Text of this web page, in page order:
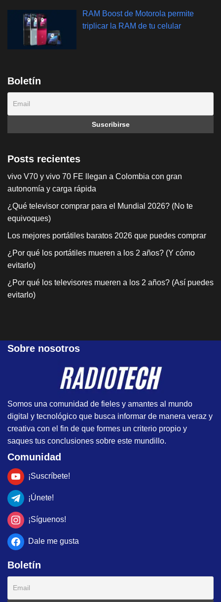
RAM Boost de Motorola permite
triplicar la RAM de tu celular
Boletín
Posts recientes
vivo V70 y vivo 70 FE llegan a Colombia con gran
autonomía y carga rápida
¿Qué televisor comprar para el Mundial 2026? (No te
equivoques)
Los mejores portátiles baratos 2026 que puedes comprar
¿Por qué los portátiles mueren a los 2 años? (Y cómo
evitarlo)
¿Por qué los televisores mueren a los 2 años? (Así puedes
evitarlo)
Sobre nosotros
Somos una comunidad de fieles y amantes al mundo
digital y tecnológico que busca informar de manera veraz y
creativa con el fin de que formes un criterio propio y
saques tus conclusiones sobre este mundillo.
Comunidad
¡Suscríbete!
¡Únete!
¡Síguenos!
Dale me gusta
Boletín